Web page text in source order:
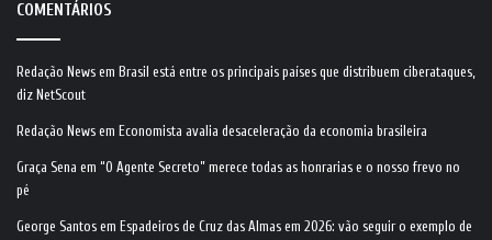
COMENTÁRIOS
Redação News em Brasil está entre os principais países que distribuem ciberataques,
diz NetScout
Redação News em Economista avalia desaceleração da economia brasileira
Graça Sena em “O Agente Secreto” merece todas as honrarias e o nosso frevo no
pé
George Santos em Espadeiros de Cruz das Almas em 2026: vão seguir o exemplo de